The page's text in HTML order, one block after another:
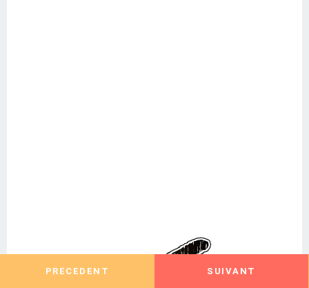
PRECEDENT SUIVANT